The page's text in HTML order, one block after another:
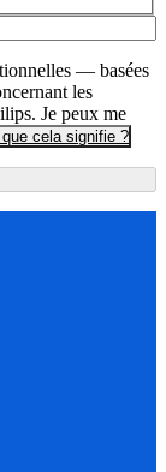
— basées
les
Je peux me
cela signifie ?